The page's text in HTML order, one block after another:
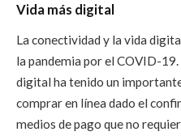
Vida más digital
La conectividad y la vida
la pandemia por el COVID-
digital ha tenido un
comprar en línea dado el
medios de pago que no